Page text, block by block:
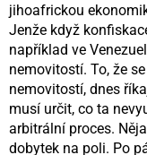
jihoafrickou
Jenže když
například ve
nemovitostí. To, že
nemovitostí, dnes
musí určit, co ta
arbitrální proces.
dobytek na poli. Po